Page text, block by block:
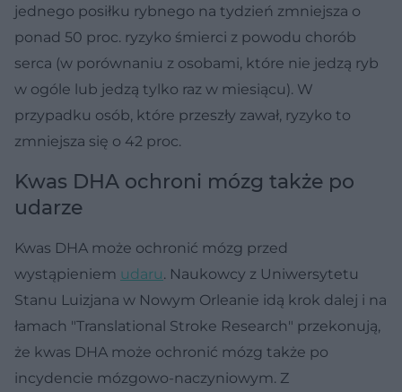
jednego posiłku rybnego na tydzień zmniejsza o
ponad 50 proc. ryzyko śmierci z powodu chorób
serca (w porównaniu z osobami, które nie jedzą ryb
w ogóle lub jedzą tylko raz w miesiącu). W
przypadku osób, które przeszły zawał, ryzyko to
zmniejsza się o 42 proc.
Kwas DHA ochroni mózg także po
udarze
Kwas DHA może ochronić mózg przed
wystąpieniem udaru. Naukowcy z Uniwersytetu
Stanu Luizjana w Nowym Orleanie idą krok dalej i na
łamach "Translational Stroke Research" przekonują,
że kwas DHA może ochronić mózg także po
incydencie mózgowo-naczyniowym. Z